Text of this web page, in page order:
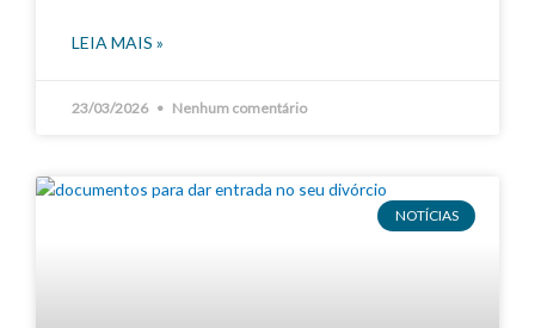
LEIA MAIS »
23/03/2026 Nenhum comentário
NOTÍCIAS